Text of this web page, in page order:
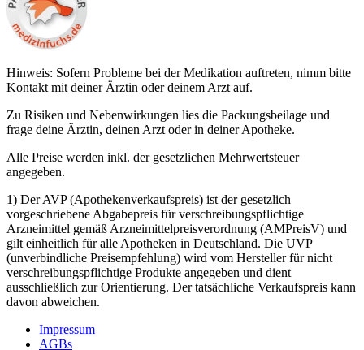
Hinweis: Sofern Probleme bei der Medikation auftreten, nimm bitte
Kontakt mit deiner Ärztin oder deinem Arzt auf.
Zu Risiken und Nebenwirkungen lies die Packungsbeilage und
frage deine Ärztin, deinen Arzt oder in deiner Apotheke.
Alle Preise werden inkl. der gesetzlichen Mehrwertsteuer
angegeben.
1) Der AVP (Apothekenverkaufspreis) ist der gesetzlich
vorgeschriebene Abgabepreis für verschreibungspflichtige
Arzneimittel gemäß Arzneimittelpreisverordnung (AMPreisV) und
gilt einheitlich für alle Apotheken in Deutschland. Die UVP
(unverbindliche Preisempfehlung) wird vom Hersteller für nicht
verschreibungspflichtige Produkte angegeben und dient
ausschließlich zur Orientierung. Der tatsächliche Verkaufspreis kann
davon abweichen.
Impressum
AGBs